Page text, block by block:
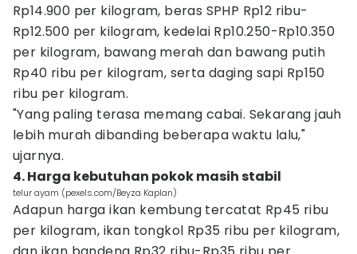
Rp14.900 per kilogram, beras SPHP Rp12 ribu-
Rp12.500 per kilogram, kedelai Rp10.250-Rp10.350
per kilogram, bawang merah dan bawang putih
Rp40 ribu per kilogram, serta daging sapi Rp150
ribu per kilogram.
"Yang paling terasa memang cabai. Sekarang jauh
lebih murah dibanding beberapa waktu lalu,"
ujarnya.
4. Harga kebutuhan pokok masih stabil
telur ayam (pexels.com/Beyza Kaplan)
Adapun harga ikan kembung tercatat Rp45 ribu
per kilogram, ikan tongkol Rp35 ribu per kilogram,